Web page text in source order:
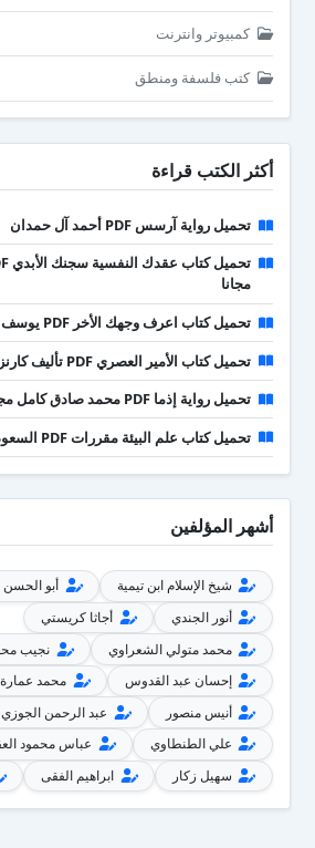
كمبيوتر وانترنت
كتب فلسفة ومنطق
أكثر الكتب قراءة
تحميل رواية آرسس PDF أحمد آل حمدان
مجانا
تحميل كتاب اعرف وجهك الأخر PDF يوسف الحسني
تحميل كتاب الأمير العصري PDF تأليف كارنز لورد كامل مجانا
تحميل رواية إذما PDF محمد صادق كامل مجانا
تحميل كتاب علم البيئة مقررات PDF السعودية 1443
أشهر المؤلفين
شيخ الإسلام ابن تيمية
أبو
أنور الجندي
أجاثا كريستي
محمد متولي الشعراوي
نجيب
إحسان عبد القدوس
محمد عمارة
أنيس منصور
عبد الرحمن الجوزي
علي الطنطاوي
عباس محمود
سهيل زكار
ابراهيم الفقى